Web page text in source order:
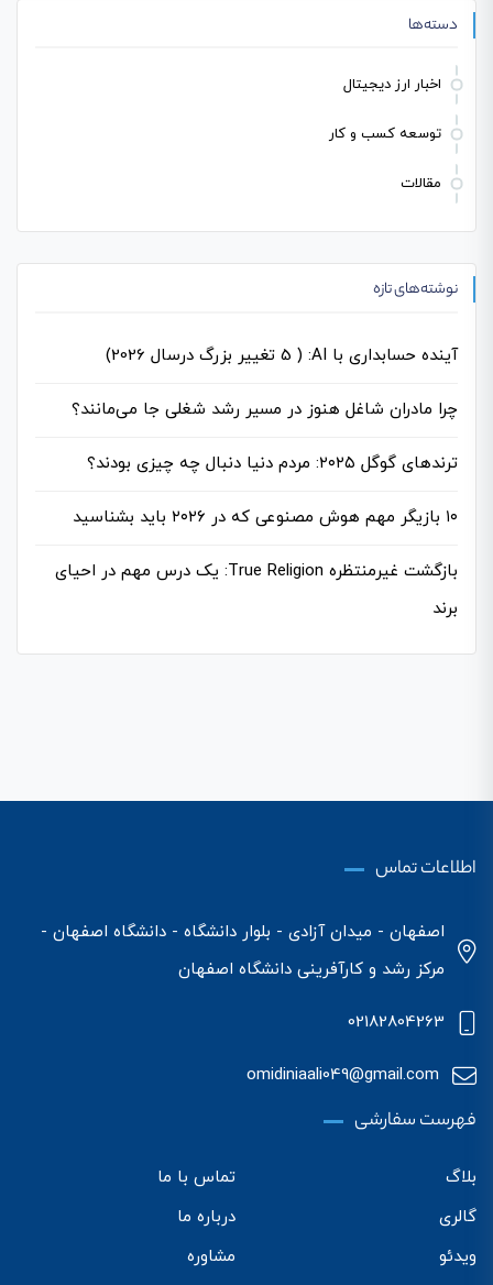
دسته‌ها
اخبار ارز دیجیتال
توسعه کسب و کار
مقالات
نوشته‌های تازه
آینده حسابداری با AI: ( 5 تغییر بزرگ درسال 2026)
چرا مادران شاغل هنوز در مسیر رشد شغلی جا می‌مانند؟
ترندهای گوگل ۲۰۲۵: مردم دنیا دنبال چه چیزی بودند؟
۱۰ بازیگر مهم هوش مصنوعی که در ۲۰۲۶ باید بشناسید
بازگشت غیرمنتظره True Religion: یک درس مهم در احیای
برند
اطلاعات تماس
اصفهان - میدان آزادی - بلوار دانشگاه - دانشگاه اصفهان -
مرکز رشد و کارآفرینی دانشگاه اصفهان
02182804263
omidiniaali049@gmail.com
فهرست سفارشی
بلاگ
تماس با ما
گالری
درباره ما
ویدئو
مشاوره